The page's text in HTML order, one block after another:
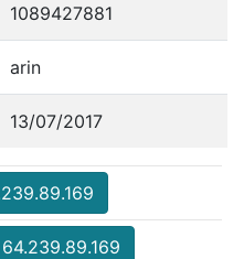
1089427881
arin
13/07/2017